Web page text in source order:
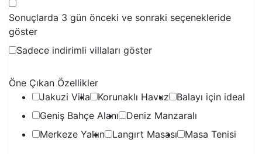
Sonuçlarda 3 gün önceki ve sonraki seçenekleride
göster
Sadece indirimli villaları göster
Öne Çıkan Özellikler
Jakuzi Villa
Korunaklı Havuz
Balayı için ideal
Geniş Bahçe Alanı
Deniz Manzaralı
Merkeze Yakın
Langırt Masası Masa Tenisi